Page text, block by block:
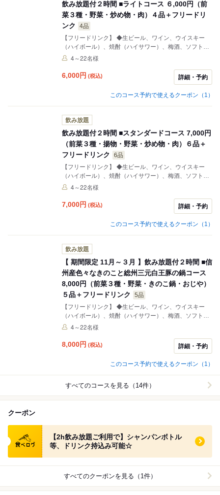
飲み放題付２時間 ■ライトコース ６,000円（前
菜３種・野菜・炒め物・肉）４品＋フリードリ
ンク
4品
【フリードリンク】 ◆生ビール、ワイン、ウイスキー
（ハイボール）、焼酎（ハイサワー）、梅酒、ソフトド
リンク。 【料理メニュー４品】 ●季節野菜の前菜３種盛
ベツの辛みそ炒め ■有田鶏の唐揚げ ポテトフライ
4～22名様
6,000円 (税込) 詳細・予約
このコース予約で使えるクーポン（1）
飲み放題
飲み放題付２時間 ■スタンダードコース 7,000円
（前菜３種・揚物・野菜・炒め物・肉）６品＋
フリードリンク
6品
【フリードリンク】 ◆生ビール、ワイン、ウイスキー
（ハイボール）、焼酎（ハイサワー）、梅酒、ソフトド
リンク。 【料理メニュー６品】 ●車麩とフレッシュトマ
盛り ●季節野菜のハーブエトゥフェ ■大豆ミートとキ
ャベツの辛みそ炒め ■有田鶏の唐揚げとポテトフラ
イ ●酵素玄米ときのこのリッゾト
4～22名様
7,000円 (税込) 詳細・予約
このコース予約で使えるクーポン（1）
飲み放題
【 期間限定 11月～３月 】飲み放題付２時間 ■信
州産色々なきのこと総州三元白王豚の鍋コース
8,000円（前菜３種・野菜・きのこ鍋・おじや）
５品＋フリードリンク
5品
【フリードリンク】 ◆生ビール、ワイン、ウイスキー
（ハイボール）、焼酎（ハイサワー）、梅酒、ソフトド
リンク。 【料理メニュー５品】 ●車麩とフレッシュトマ
盛り ●季節野菜のハーブエトゥフェ ■信州産色々なき
のこと総州三元白王豚の鍋 きのこ特製スープ ●酵素
4～22名様
8,000円 (税込) 詳細・予約
このコース予約で使えるクーポン（1）
すべてのコースを見る（14件）
クーポン
食べログ クーポン
【2h飲み放題ご利用で】シャンパンボトル
等、ドリンク持込み可能☆
すべてのクーポンを見る（1件）